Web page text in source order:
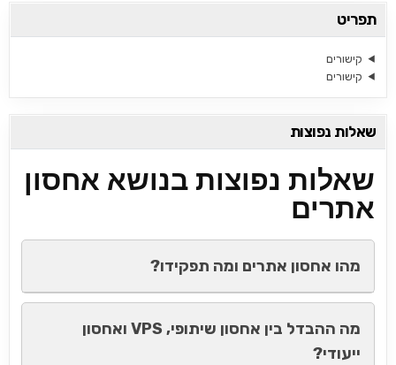
תפריט
קישורים
קישורים
שאלות נפוצות
שאלות נפוצות בנושא אחסון
אתרים
מהו אחסון אתרים ומה תפקידו?
מה ההבדל בין אחסון שיתופי, VPS ואחסון
ייעודי?